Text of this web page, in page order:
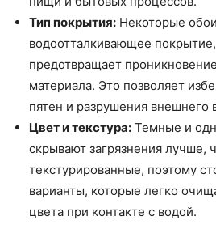
Тип покрытия: Некоторые
водоотталкивающее
предотвращает
материала. Это позволяет
пятен и разрушения внешнего
Цвет и текстура: Темные и
скрывают загрязнения лучше,
текстурированные, поэтому
варианты, которые легко
цвета при контакте с водой.